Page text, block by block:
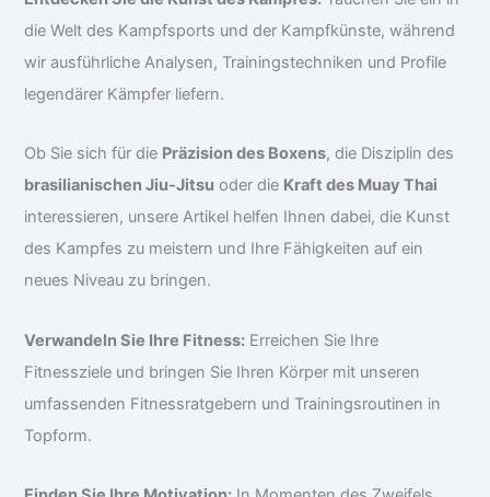
die Welt des Kampfsports und der Kampfkünste, während
wir ausführliche Analysen, Trainingstechniken und Profile
legendärer Kämpfer liefern.
Ob Sie sich für die Präzision des Boxens, die Disziplin des
brasilianischen Jiu-Jitsu oder die Kraft des Muay Thai
interessieren, unsere Artikel helfen Ihnen dabei, die Kunst
des Kampfes zu meistern und Ihre Fähigkeiten auf ein
neues Niveau zu bringen.
Verwandeln Sie Ihre Fitness: Erreichen Sie Ihre
Fitnessziele und bringen Sie Ihren Körper mit unseren
umfassenden Fitnessratgebern und Trainingsroutinen in
Topform.